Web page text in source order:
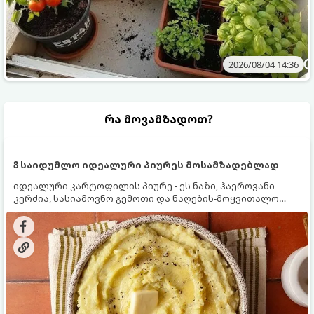
2026/08/04 14:36
რა მოვამზადოთ?
8 საიდუმლო იდეალური პიურეს მოსამზადებლად
იდეალური კარტოფილის პიურე - ეს ნაზი, ჰაეროვანი
კერძია, სასიამოვნო გემოთი და ნაღების-მოყვითალო
ფერით. მისი მომზადება ძალიან მარტივია, მაგრამ
არსებობს რამდენიმე საიდუმლო, რომლებიც უნდა
იცოდეთ, რომ პიურე იდეალურად გემრიელი გამოვიდეს.